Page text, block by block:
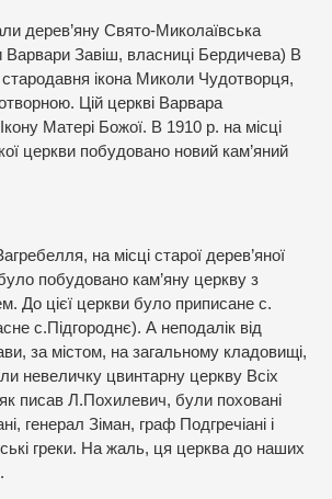
дерев’яну Свято-Миколаївська
Варвари Завіш, власниці Бердичева) В
стародавня ікона Миколи Чудотворця,
Цій церкві Варвара
Матері Божої. В 1910 р. на місці
церкви побудовано новий кам’яний
на місці старої дерев’яної
побудовано кам’яну церкву з
До цієї церкви було приписане с.
с.Підгороднє). А неподалік від
за містом, на загальному кладовищі,
невеличку цвинтарну церкву Всіх
писав Л.Похилевич, були поховані
генерал Зіман, граф Подгречіані і
греки. На жаль, ця церква до наших